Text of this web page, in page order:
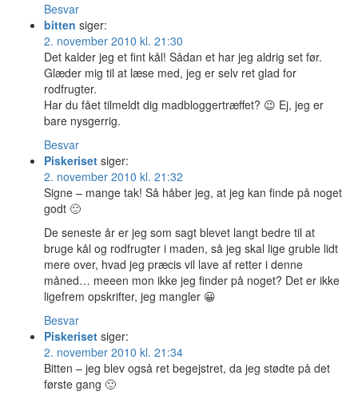
Besvar
bitten siger:
2. november 2010 kl. 21:30
Det kalder jeg et fint kål! Sådan et har jeg aldrig set før.
Glæder mig til at læse med, jeg er selv ret glad for
rodfrugter.
Har du fået tilmeldt dig madbloggertræffet? 😉 Ej, jeg er
bare nysgerrig.
Besvar
Piskeriset siger:
2. november 2010 kl. 21:32
Signe – mange tak! Så håber jeg, at jeg kan finde på noget
godt 🙂
De seneste år er jeg som sagt blevet langt bedre til at
bruge kål og rodfrugter i maden, så jeg skal lige gruble lidt
mere over, hvad jeg præcis vil lave af retter i denne
måned… meeen mon ikke jeg finder på noget? Det er ikke
ligefrem opskrifter, jeg mangler 😀
Besvar
Piskeriset siger:
2. november 2010 kl. 21:34
Bitten – jeg blev også ret begejstret, da jeg stødte på det
første gang 🙂